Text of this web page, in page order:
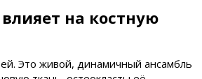
на костную
Это живой, динамичный ансамбль